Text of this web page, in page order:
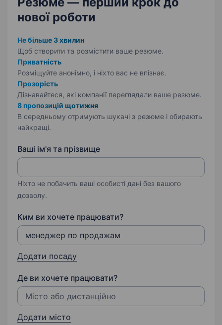
нової роботи
Не більше 3 хвилин
Щоб створити та розмістити ваше резюме.
Приватність
Розміщуйте анонімно, і ніхто вас не впізнає.
Прозорість
Дізнавайтеся, які компанії переглядали ваше резюме.
8 пропозицій щотижня
В середньому отримують шукачі з резюме і обирають
найкращі.
Ваші ім'я та прізвище
Ніхто не побачить ваші особисті дані без вашого
дозволу.
Ким ви хочете працювати?
Додати посаду
Де ви хочете працювати?
Додати місто